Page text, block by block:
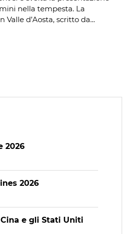
nella tempesta. La
Valle d’Aosta, scritto da…
2026
2026
Cina e gli Stati Uniti